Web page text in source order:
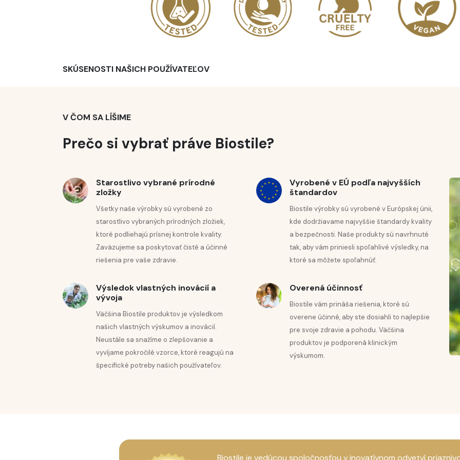
Melita
KLINICKY OVERENÁ
ÚČINNÁ
STAROSTLIVOSŤ
PRE REVITALIZÁCIU
PLETI
Uchovávajte mimo dosahu detí!
Uchovávajte pri teplote do 25 °C, chránené pred vlhkosťou a svetlom.
SKÚSENOSTI NAŠICH POUŽÍVATEĽOV
V ČOM SA LÍŠIME
Prečo si vybrať práve Biostile?
Starostlivo vybrané prírodné
zložky
Všetky naše výrobky sú vyrobené zo
starostlivo vybraných prírodných zložiek,
ktoré podliehajú prísnej kontrole kvality.
Zaväzujeme sa poskytovať čisté a účinné
riešenia pre vaše zdravie.
Vyrobené v EÚ podľa najvyšších
štandardov
Biostile výrobky sú vyrobené v Európskej únii,
kde dodržiavame najvyššie štandardy kvality
a bezpečnosti. Naše produkty sú navrhnuté
tak, aby vám priniesli spoľahlivé výsledky, na
ktoré sa môžete spoľahnúť.
Výsledok vlastných inovácií a
vývoja
Väčšina Biostile produktov je výsledkom
našich vlastných výskumov a inovácií.
Neustále sa snažíme o zlepšovanie a
vyvíjame pokročilé vzorce, ktoré reagujú na
špecifické potreby našich používateľov.
Overená účinnosť
Biostile vám prináša riešenia, ktoré sú
overene účinné, aby ste dosiahli to najlepšie
pre svoje zdravie a pohodu. Väčšina
produktov je podporená klinickým
výskumom.
Biostile je vedúcou spoločnosťou v inovatívnom odvetví